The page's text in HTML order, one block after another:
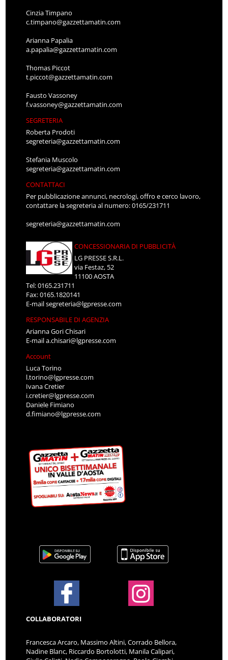
Cinzia Timpano
c.timpano@gazzettamatin.com
Arianna Papalia
a.papalia@gazzettamatin.com
Thomas Piccot
t.piccot@gazzettamatin.com
Fausto Vassoney
f.vassoney@gazzettamatin.com
SEGRETERIA
Roberta Prodoti
segreteria@gazzettamatin.com
Stefania Muscolo
segreteria@gazzettamatin.com
CONTATTACI
Per pubblicazione annunci, necrologi, offro e cerco lavoro,
contattare la segreteria al numero: 0165/231711
segreteria@gazzettamatin.com
CONCESSIONARIA DI PUBBLICITÀ
LG PRESSE S.R.L.
via Festaz, 52
11100 AOSTA
Tel: 0165.231711
Fax: 0165.1820141
E-mailsegreteria@lgpresse.com
RESPONSABILE DI AGENZIA
Arianna Gori Chisari
E-maila.chisari@lgpresse.com
Account
Luca Torino
l.torino@lgpresse.com
Ivana Cretier
i.cretier@lgpresse.com
Daniele Fimiano
d.fimiano@lgpresse.com
COLLABORATORI
Francesca Arcaro, Massimo Altini, Corrado Bellora,
Nadine Blanc, Riccardo Bortolotti, Manila Calipari,